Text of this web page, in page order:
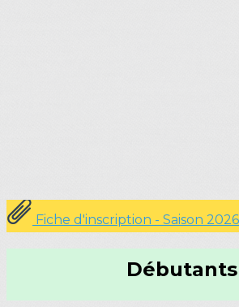
Fiche d'inscription - Saison
Débutants